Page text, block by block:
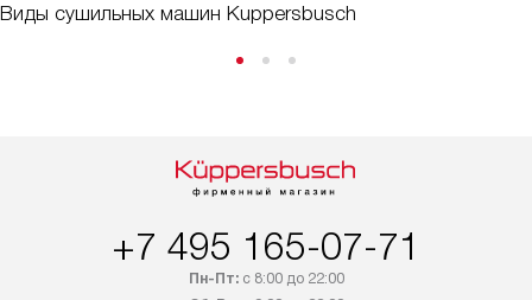
Виды сушильных машин Kuppersbusch
+7 495 165-07-71
Пн-Пт:с 8:00 до 22:00